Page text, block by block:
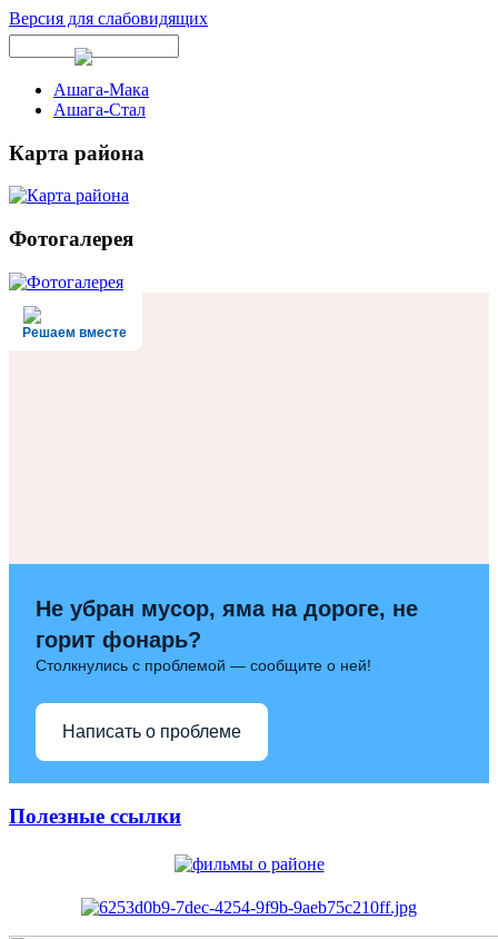
Версия для слабовидящих
Ашага-Мака
Ашага-Стал
Карта района
Фотогалерея
Решаем вместе
Не убран мусор, яма на дороге, не
горит фонарь?
Столкнулись с проблемой — сообщите о ней!
Написать о проблеме
Полезные ссылки